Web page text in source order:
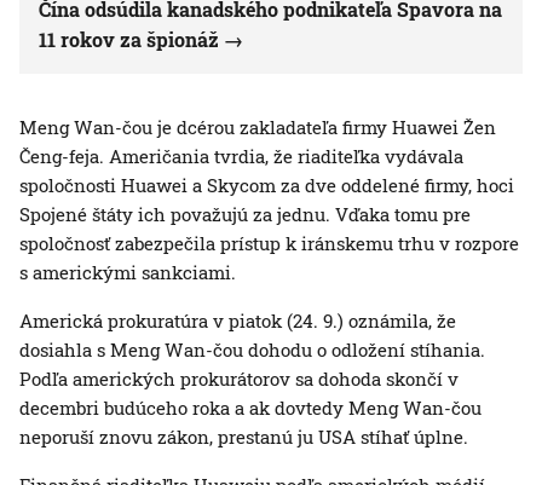
Čína odsúdila kanadského podnikateľa Spavora na
11 rokov za špionáž
Meng Wan-čou je dcérou zakladateľa firmy Huawei Žen
Čeng-feja. Američania tvrdia, že riaditeľka vydávala
spoločnosti Huawei a Skycom za dve oddelené firmy, hoci
Spojené štáty ich považujú za jednu. Vďaka tomu pre
spoločnosť zabezpečila prístup k iránskemu trhu v rozpore
s americkými sankciami.
Americká prokuratúra v piatok (24. 9.) oznámila, že
dosiahla s Meng Wan-čou dohodu o odložení stíhania.
Podľa amerických prokurátorov sa dohoda skončí v
decembri budúceho roka a ak dovtedy Meng Wan-čou
neporuší znovu zákon, prestanú ju USA stíhať úplne.